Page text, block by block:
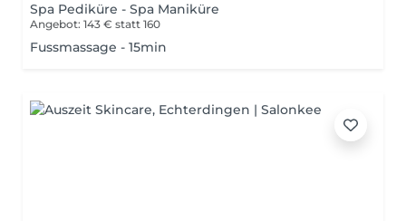
Spa Pediküre - Spa Maniküre
Angebot: 143 € statt 160
Fussmassage - 15min